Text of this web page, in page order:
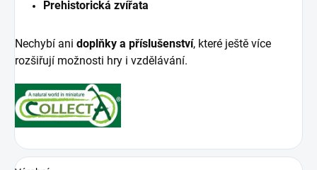
Prehistorická zvířata
Nechybí ani doplňky a příslušenství, které ještě více
rozšiřují možnosti hry i vzdělávání.